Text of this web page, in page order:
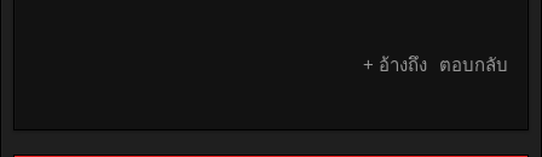
+ อ้างถึง ตอบกลับ